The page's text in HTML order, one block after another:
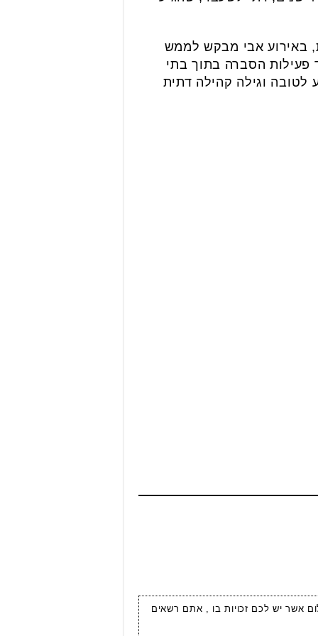
באירוע אבי מבקש לממש
פעילות הסברה בתוך בתי
וגילה קהילה דתית
אשר יש לכם זכויות בו , אתם רשאים